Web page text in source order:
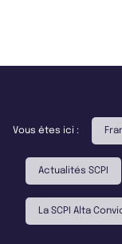
Vous êtes ici :
Actualités SCPI
La SCPI Alta